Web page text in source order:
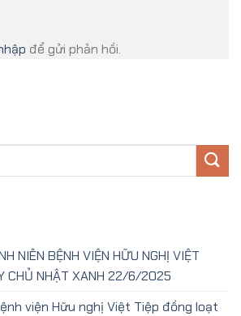
để gửi phản hồi.
NIÊN BỆNH VIỆN HỮU NGHỊ VIỆT
CHỦ NHẬT XANH 22/6/2025
viện Hữu nghị Việt Tiệp đồng loạt